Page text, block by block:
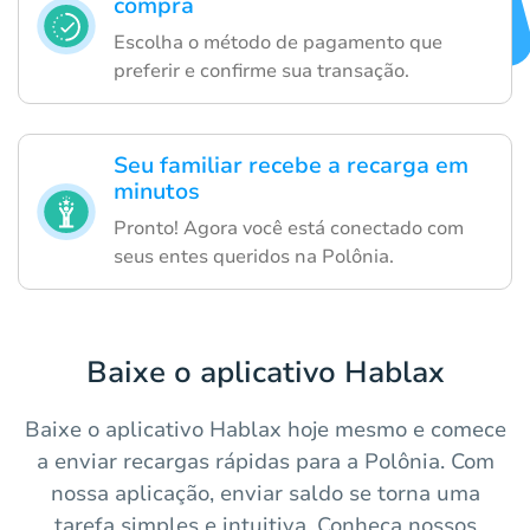
Escolha o método de pagamento que
preferir e confirme sua transação.
Seu familiar recebe a recarga em
minutos
Pronto! Agora você está conectado com
seus entes queridos na Polônia.
Baixe o aplicativo Hablax
Baixe o aplicativo Hablax hoje mesmo e comece
a enviar recargas rápidas para a Polônia. Com
nossa aplicação, enviar saldo se torna uma